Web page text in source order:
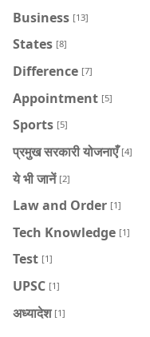
Business [13]
States [8]
Difference [7]
Appointment [5]
Sports [5]
प्रमुख सरकारी योजनाएँ [4]
ये भी जानें [2]
Law and Order [1]
Tech Knowledge [1]
Test [1]
UPSC [1]
अध्यादेश [1]